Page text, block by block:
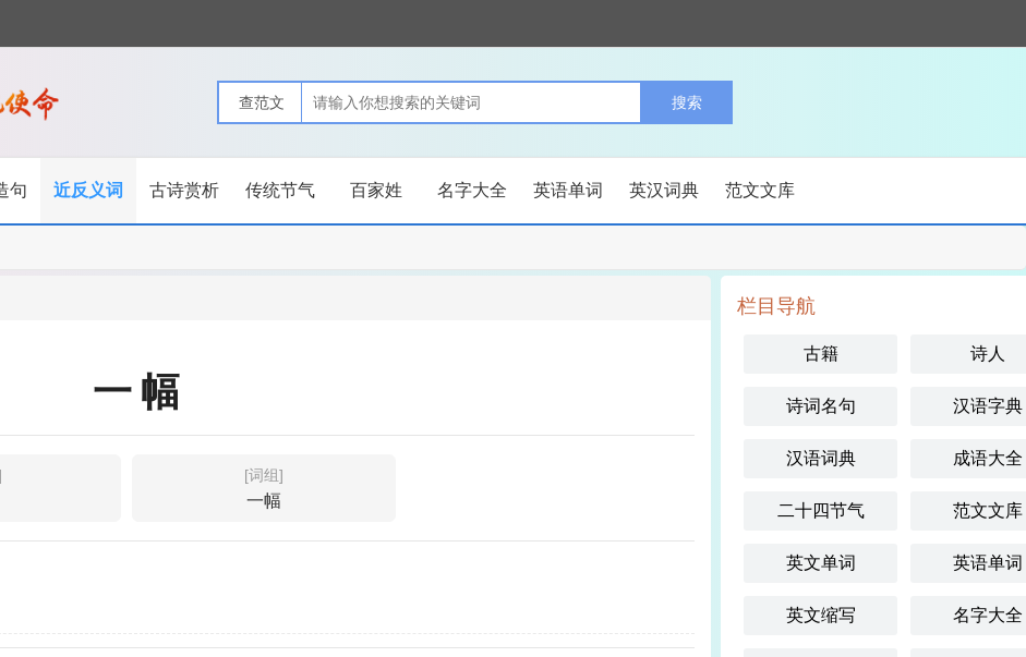
句 近反义词 古诗赏析 传统节气 百家姓 名字大全 英语单词 英汉词典 范文文库
一幅
[词组]
一幅
栏目导航
古籍 诗人
诗词名句 汉语字典
汉语词典 成语大全
二十四节气 范文文库
英文单词 英语单词
英文缩写 名字大全